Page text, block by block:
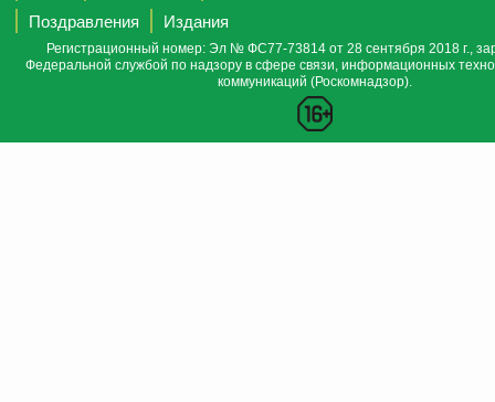
Поздравления
Издания
Регистрационный номер: Эл № ФС77-73814 от 28 сентября 2018 г.,
Федеральной службой по надзору в сфере связи, информационных
коммуникаций (Роскомнадзор).